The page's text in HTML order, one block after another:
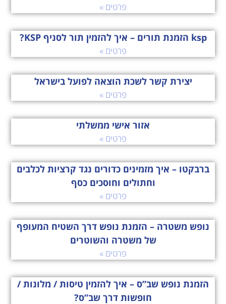
פרטים »
ksp הזמנת תורים – איך להזמין תור לסניף KSP?
פרטים »
יצירת קשר לשכת הוצאה לפועל בישראל
פרטים »
אזור אישי ממשלתי
פרטים »
ברבקטו – איך מזמינים כדורים נגד קרציות לכלבים
וחתולים וחוסכים כסף
פרטים »
נופש משטרה – הזמנת נופש דרך השטיח המעופף
של משטרה והשוטרים
פרטים »
הזמנת נופש שב”ס – איך להזמין טיסות / מלונות /
חופשות דרך שב”ס?